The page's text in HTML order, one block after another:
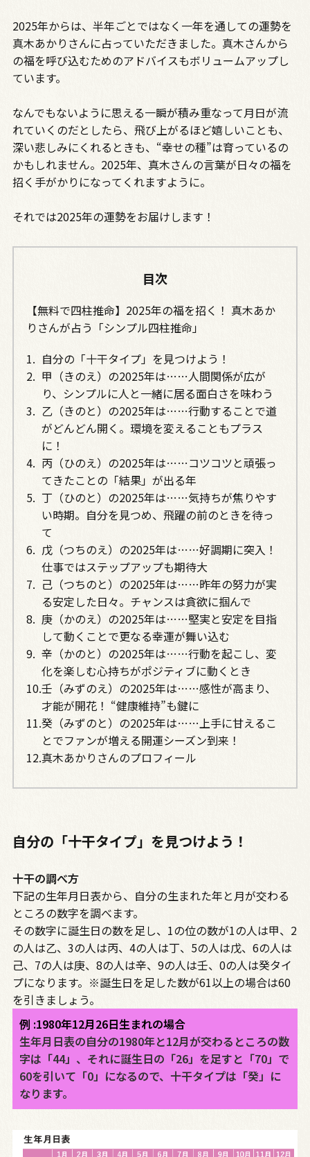
2025年からは、半年ごとではなく一年を通しての運勢を
真木あかりさんに占っていただきました。真木さんから
の福を呼び込むためのアドバイスもボリュームアップし
ています。
なんでもないように思える一瞬が積み重なって月日が流
れていくのだとしたら、飛び上がるほど嬉しいことも、
深い悲しみにくれるときも、“幸せの種”は育っているの
かもしれません。2025年、真木さんの言葉が日々の福を
招く手がかりになってくれますように。
それでは2025年の運勢をお届けします！
目次
【無料で四柱推命】2025年の福を招く！ 真木あか
りさんが占う「シンプル四柱推命」
自分の「十干タイプ」を見つけよう！
甲（きのえ）の2025年は……人間関係が広が
り、シンプルに人と一緒に居る面白さを味わう
乙（きのと）の2025年は……行動することで道
がどんどん開く。環境を変えることもプラス
に！
丙（ひのえ）の2025年は……コツコツと頑張っ
てきたことの「結果」が出る年
丁（ひのと）の2025年は……気持ちが焦りやす
い時期。自分を見つめ、飛躍の前のときを待っ
て
戊（つちのえ）の2025年は……好調期に突入！
仕事ではステップアップも期待大
己（つちのと）の2025年は……昨年の努力が実
る安定した日々。チャンスは貪欲に掴んで
庚（かのえ）の2025年は……堅実と安定を目指
して動くことで更なる幸運が舞い込む
辛（かのと）の2025年は……行動を起こし、変
化を楽しむ心持ちがポジティブに動くとき
壬（みずのえ）の2025年は……感性が高まり、
才能が開花！ “健康維持”も鍵に
癸（みずのと）の2025年は……上手に甘えるこ
とでファンが増える開運シーズン到来！
真木あかりさんのプロフィール
自分の「十干タイプ」を見つけよう！
十干の調べ方
下記の生年月日表から、自分の生まれた年と月が交わる
ところの数字を調べます。
その数字に誕生日の数を足し、1の位の数が1の人は甲、2
の人は乙、3の人は丙、4の人は丁、5の人は戊、6の人は
己、7の人は庚、8の人は辛、9の人は壬、0の人は癸タイ
プになります。※誕生日を足した数が61以上の場合は60
を引きましょう。
例 :1980年12月26日生まれの場合
生年月日表の自分の1980年と12月が交わるところの数
字は「44」、それに誕生日の「26」を足すと「70」で
60を引いて「0」になるので、十干タイプは「癸」に
なります。